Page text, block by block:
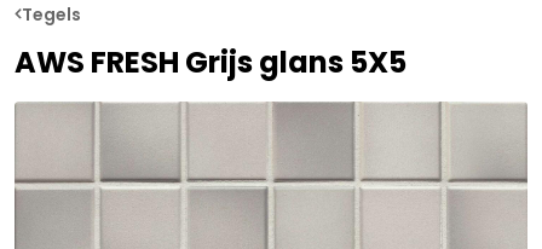
Tegels
AWS FRESH Grijs glans 5X5